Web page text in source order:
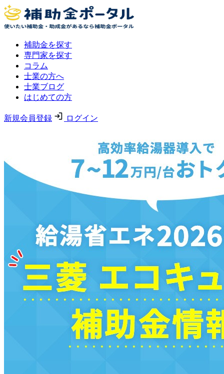
補助金を探す
専門家を探す
コラム
士業の方へ
士業ブログ
はじめての方
新規会員登録 ログイン